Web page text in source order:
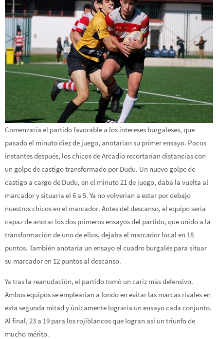
Comenzaría el partido favorable a los intereses burgaleses, que
pasado el minuto diez de juego, anotarían su primer ensayo. Pocos
instantes después, los chicos de Arcadio recortarían distancias con
un golpe de castigo transformado por Dudu. Un nuevo golpe de
castigo a cargo de Dudu, en el minuto 21 de juego, daba la vuelta al
marcador y situaría el 6 a 5. Ya no volverían a estar por debajo
nuestros chicos en el marcador. Antes del descanso, el equipo sería
capaz de anotar los dos primeros ensayos del partido, que unido a la
transformación de uno de ellos, dejaba el marcador local en 18
puntos. También anotaría un ensayo el cuadro burgalés para situar
su marcador en 12 puntos al descanso.
Ya tras la reanudación, el partido tomó un cariz más defensivo.
Ambos equipos se emplearían a fondo en evitar las marcas rivales en
esta segunda mitad y únicamente lograría un ensayo cada conjunto.
Al final, 23 a 19 para los rojiblancos que logran así un triunfo de
mucho mérito.